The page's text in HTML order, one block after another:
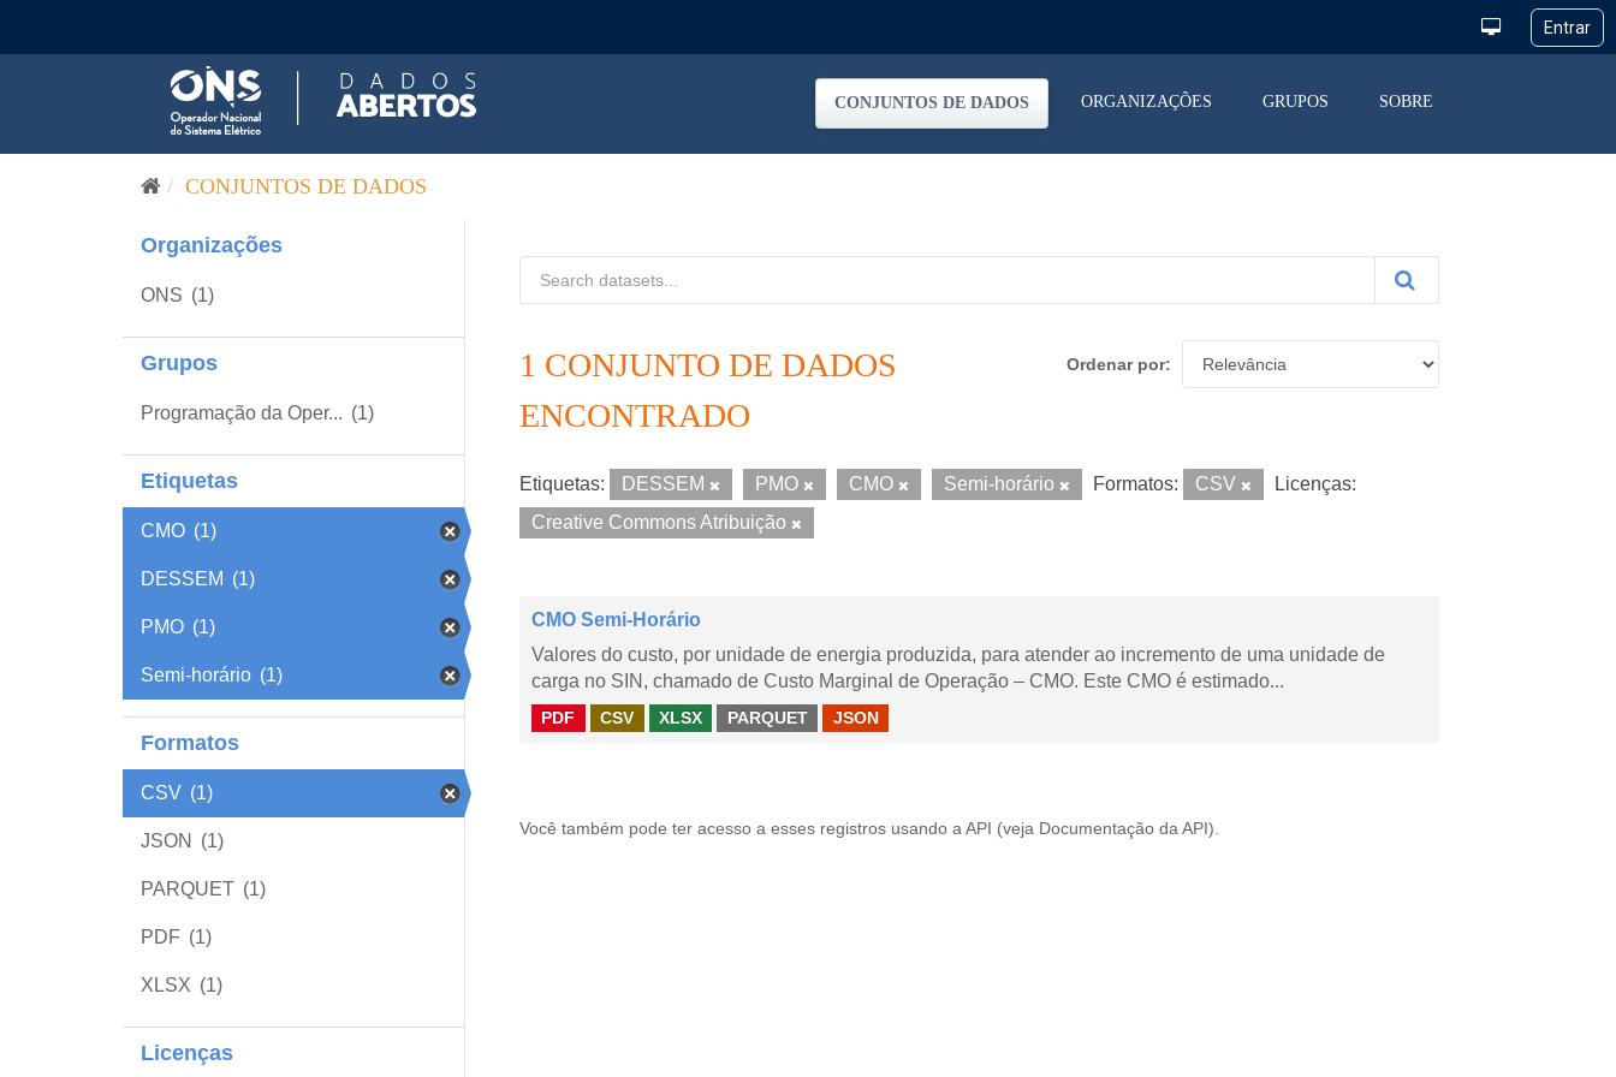
CONJUNTOS DE DADOS ORGANIZAÇÕES GRUPOS SOBRE
CONJUNTOS DE DADOS
Organizações
ONS (1)
Grupos
Programação da Oper... (1)
Etiquetas
CMO (1)
DESSEM (1)
PMO (1)
Semi-horário (1)
Formatos
CSV (1)
JSON (1)
PARQUET (1)
PDF (1)
XLSX (1)
Licenças
Ordenar por
1 CONJUNTO DE DADOS
ENCONTRADO
Etiquetas: DESSEM PMO CMO Semi-horário Formatos: CSV
Licenças:
Creative Commons Atribuição
CMO Semi-Horário
Valores do custo, por unidade de energia produzida, para atender ao incremento de uma unidade de
carga no SIN, chamado de Custo Marginal de Operação – CMO. Este CMO é estimado...
PDF CSV XLSX PARQUET JSON
Você também pode ter acesso a esses registros usando a API (veja Documentação da API ).